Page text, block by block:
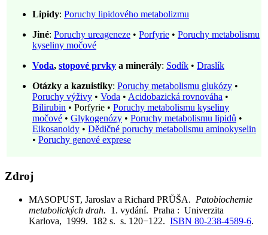
Lipidy: Poruchy lipidového metabolizmu
Jiné: Poruchy ureageneze • Porfyrie • Poruchy metabolismu
kyseliny močové
Voda, stopové prvky a minerály: Sodík • Draslík
Otázky a kazuistiky: Poruchy metabolismu glukózy •
Poruchy výživy • Voda • Acidobazická rovnováha •
Bilirubin • Porfyrie • Poruchy metabolismu kyseliny
močové • Glykogenózy • Poruchy metabolismu lipidů •
Eikosanoidy • Dědičné poruchy metabolismu aminokyselin
• Poruchy genové exprese
Zdroj
MASOPUST, Jaroslav a Richard PRŮŠA. Patobiochemie
metabolických drah. 1. vydání. Praha : Univerzita
Karlova, 1999. 182 s. s. 120−122. ISBN 80-238-4589-6.